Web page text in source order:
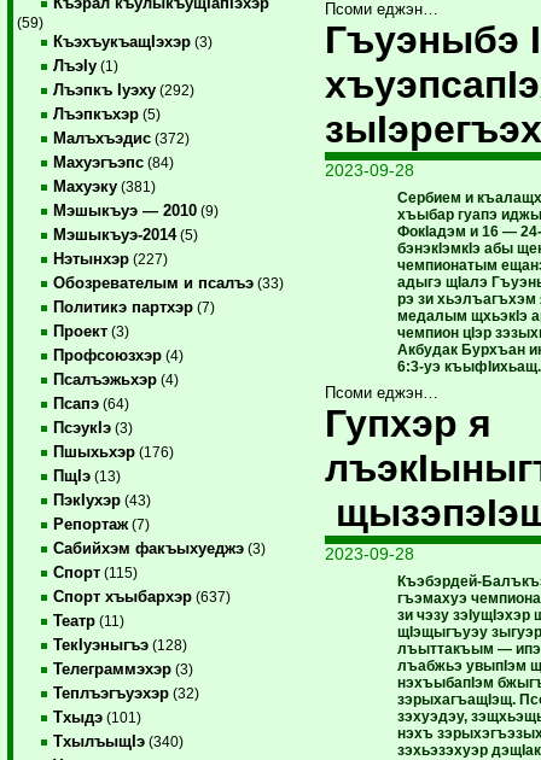
(59)
КъэхъукъащIэхэр (3)
ЛъэIу (1)
Лъэпкъ Iуэху (292)
Лъэпкъхэр (5)
Малъхъэдис (372)
Махуэгъэпс (84)
Махуэку (381)
Мэшыкъуэ — 2010 (9)
Мэшыкъуэ-2014(5)
Нэтынхэр (227)
Обозревателым и псалъэ (33)
Политикэ партхэр (7)
Проект (3)
Профсоюзхэр (4)
Псалъэжьхэр (4)
Псапэ (64)
ПсэукIэ (3)
Пшыхьхэр (176)
ПщIэ (13)
ПэкIухэр (43)
Репортаж (7)
Сабийхэм факъыхуеджэ (3)
Спорт (115)
Спорт хъыбархэр (637)
Театр (11)
ТекIуэныгъэ (128)
Телеграммэхэр (3)
Теплъэгъуэхэр (32)
Тхыдэ (101)
ТхылъыщIэ (340)
Псоми еджэн…
Гъуэныбэ
2023-09-28
Сербием и
хъыбар гуапэ
ФокIадэм и 16 —
бэнэкIэмкIэ абы
чемпионатым
адыгэ щIалэ
рэ зи
медалым щхьэкIэ
чемпион цIэр
Акбудак Бурхъан
6:3-уэ къыфIихьащ.
Псоми еджэн…
Гупхэр я
2023-09-28
Къэбэрдей-
гъэмахуэ
зи чэзу зэIущIэхэр
щIэщыгъуэу
лъыттакъым — ипэ
лъабжьэ увыпIэм
нэхъыбапIэм
зэрыхагъащIэщ.
зэхуэдэу,
нэхъ
зэхьэзэхуэр